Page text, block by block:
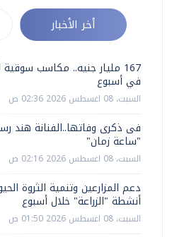
أخر الأخبار
167 مليار جنيه.. مكاسب
في أسبوع
السبت، 08 اغسطس 2026 02:36 ص
فى ذكرى وفاتها..الفنانة هند
"ساعة زمان"
السبت، 08 اغسطس 2026 02:16 ص
دعم المزارعين وتنمية الثروة
أنشطة "الزراعة" خلال أسبوع
السبت، 08 اغسطس 2026 01:50 ص